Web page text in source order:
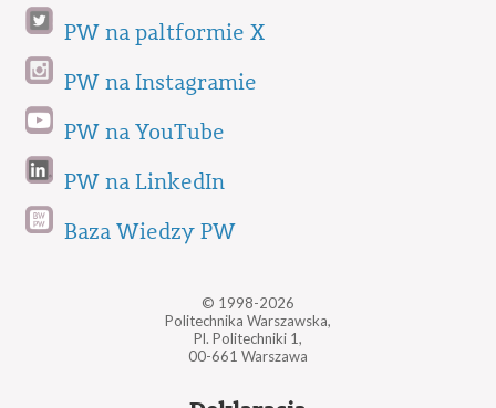
PW na paltformie X
PW na Instagramie
PW na YouTube
PW na LinkedIn
Baza Wiedzy PW
© 1998-2026
Politechnika Warszawska,
Pl. Politechniki 1,
00-661 Warszawa